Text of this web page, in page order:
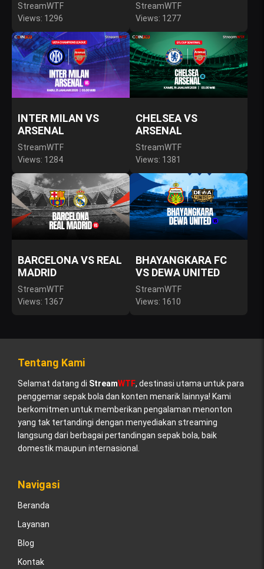
StreamWTF
Views: 1296
StreamWTF
Views: 1277
INTER MILAN VS
ARSENAL
StreamWTF
Views: 1284
CHELSEA VS
ARSENAL
StreamWTF
Views: 1381
BARCELONA VS REAL
MADRID
StreamWTF
Views: 1367
BHAYANGKARA FC
VS DEWA UNITED
StreamWTF
Views: 1610
Tentang Kami
Selamat datang di StreamWTF, destinasi utama untuk para
penggemar sepak bola dan konten menarik lainnya! Kami
berkomitmen untuk memberikan pengalaman menonton
yang tak tertandingi dengan menyediakan streaming
langsung dari berbagai pertandingan sepak bola, baik
domestik maupun internasional.
Navigasi
Beranda
Layanan
Blog
Kontak